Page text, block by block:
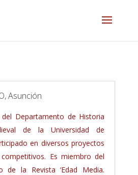
Asunción
Departamento de Historia
de la Universidad de
en diversos proyectos
Es miembro del
de la Revista ‘Edad Media.